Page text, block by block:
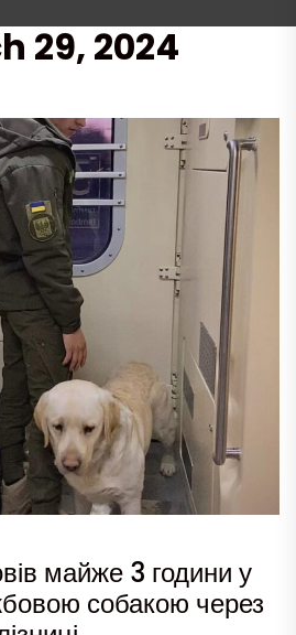
29, 2024
майже 3 години у
собакою через